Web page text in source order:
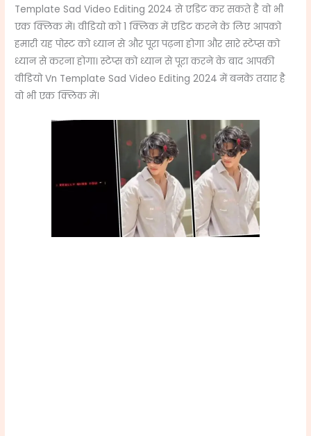
Template Sad Video Editing 2024 से एडिट कर सकते है वो भी
एक क्लिक में। वीडियो को 1 क्लिक में एडिट करने के लिए आपको
हमारी यह पोस्ट को ध्यान से और पूरा पढ़ना होगा और सारे स्टेप्स को
ध्यान से करना होगा। स्टेप्स को ध्यान से पूरा करने के बाद आपकी
वीडियो Vn Template Sad Video Editing 2024 में बनके तयार है
वो भी एक क्लिक में।